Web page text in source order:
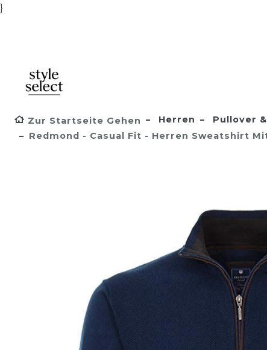
}
Zur Startseite Gehen Herren Pullover
Redmond - Casual Fit - Herren Sweatshirt